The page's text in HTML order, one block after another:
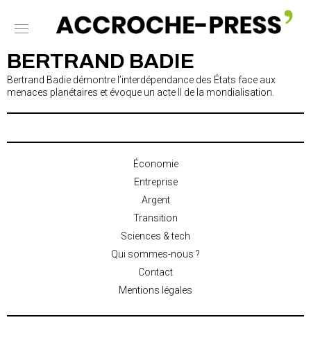
BERTRAND BADIE
Bertrand Badie démontre l’interdépendance des États face aux
menaces planétaires et évoque un acte II de la mondialisation.
Économie
Entreprise
Argent
Transition
Sciences & tech
Qui sommes-nous ?
Contact
Mentions légales